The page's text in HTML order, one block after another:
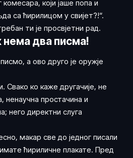
који јаше попа и
са ћирилицом у свијет?!“.
ти је просвјетни рад.
нема два писма!
а ово друго је оружје
Свако ко каже другачије, не
ненаучна простачина и
него директни слуга
макар све до једног писали
ћириличне плакате. Пред